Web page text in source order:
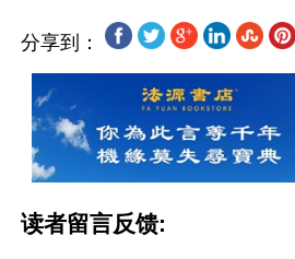
分享到：
读者留言反馈: